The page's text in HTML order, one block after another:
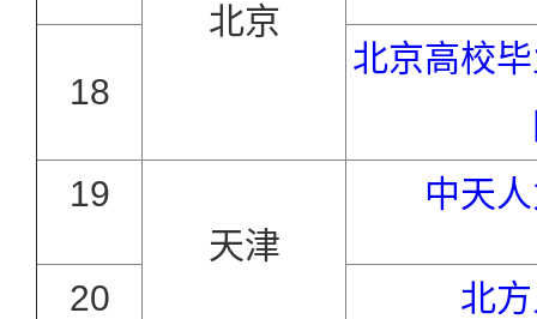
北京
18
北京高校
19
天津
中天
20 北